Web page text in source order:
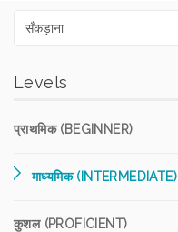
Levels
प्राथमिक (BEGINNER)
माध्यमिक (INTERMEDIATE)
कुशल (PROFICIENT)